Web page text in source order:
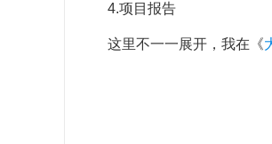
4.项目报告
这里不一一展开，我在《